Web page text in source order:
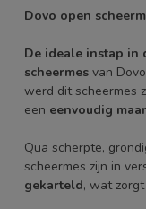
Dovo open
De ideale instap in
scheermes van
werd dit scheermes
een eenvoudig
Qua scherpte,
scheermes zijn in
gekarteld, wat